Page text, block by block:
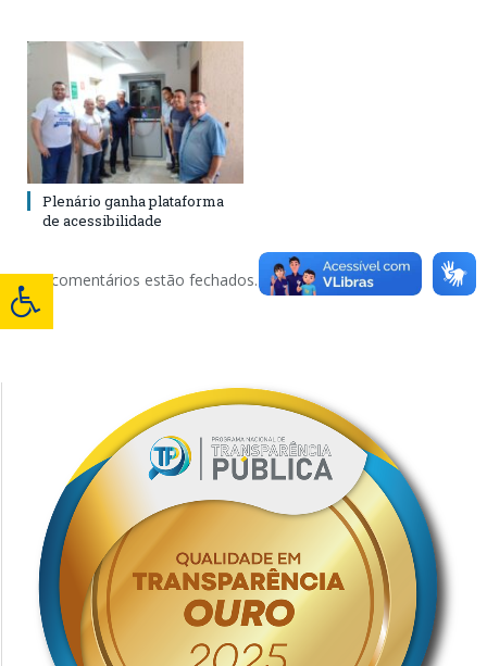
Plenário ganha plataforma
de acessibilidade
Os comentários estão fechados.